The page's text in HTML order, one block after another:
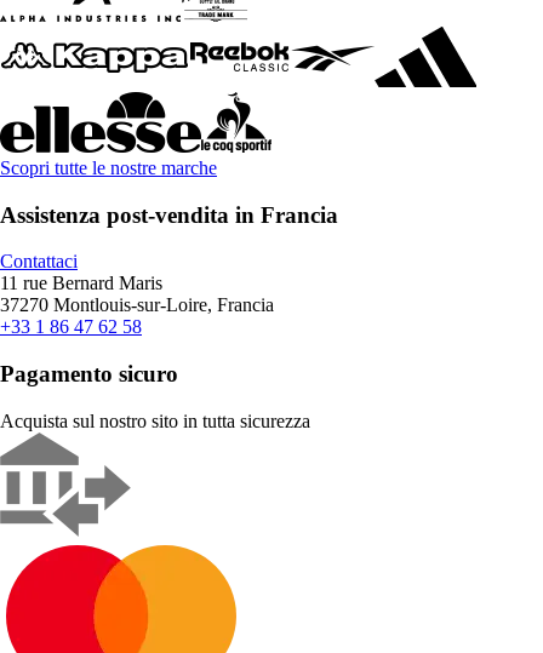
Scopri tutte le nostre marche
Assistenza post-vendita in Francia
Contattaci
11 rue Bernard Maris
37270 Montlouis-sur-Loire, Francia
+33 1 86 47 62 58
Pagamento sicuro
Acquista sul nostro sito in tutta sicurezza